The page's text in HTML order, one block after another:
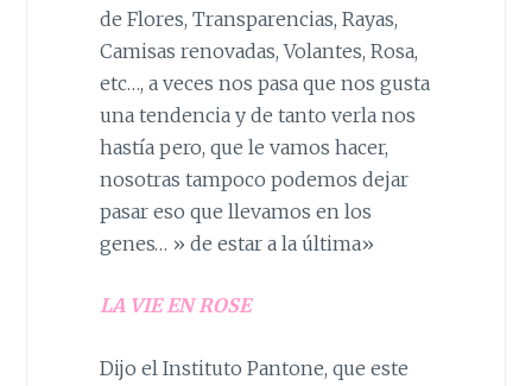
de Flores, Transparencias, Rayas,
Camisas renovadas, Volantes, Rosa,
etc…, a veces nos pasa que nos gusta
una tendencia y de tanto verla nos
hastía pero, que le vamos hacer,
nosotras tampoco podemos dejar
pasar eso que llevamos en los
genes… » de estar a la última»
LA VIE EN ROSE
Dijo el Instituto Pantone, que este